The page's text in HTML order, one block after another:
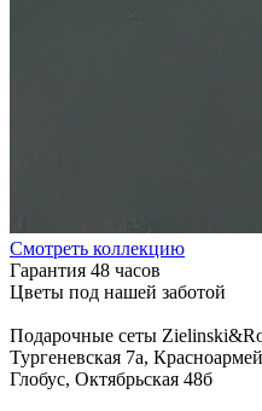
Cмотреть коллекцию
Гарантия 48 часов
Цветы под нашей заботой
Подарочные сеты
Тургеневская 7а,
Глобус, Октябрьская 48б